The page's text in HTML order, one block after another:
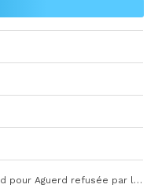
La première offre de la Real Sociedad pour Aguerd refusée par l’OM